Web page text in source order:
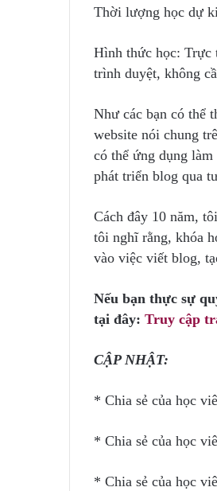
Thời lượng học dự
Hình thức học: Trực
trình duyệt, không
Như các bạn có thể
website nói chung
có thể ứng dụng
phát triển blog qua
Cách đây 10 năm,
tôi nghĩ rằng, khóa
vào việc viết blog,
Nếu bạn thực sự
tại đây: Truy cập
CẬP NHẬT:
* Chia sẻ của học
* Chia sẻ của học
* Chia sẻ của học